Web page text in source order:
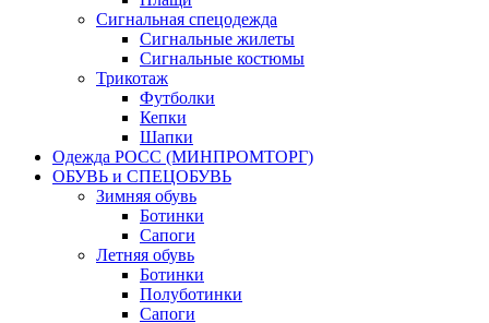
Сигнальная спецодежда
Сигнальные жилеты
Сигнальные костюмы
Трикотаж
Футболки
Кепки
Шапки
Одежда РОСС (МИНПРОМТОРГ)
ОБУВЬ и СПЕЦОБУВЬ
Зимняя обувь
Ботинки
Сапоги
Летняя обувь
Ботинки
Полуботинки
Сапоги